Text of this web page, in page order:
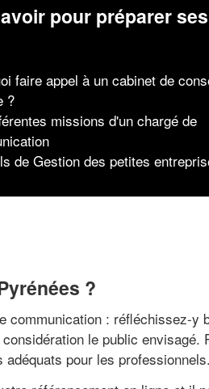
pour préparer ses
faire appel à un cabinet de
?
missions d'un chargé de
de Gestion des petites
?
communication : réfléchissez-y
le public envisagé.
pour les professionnels.